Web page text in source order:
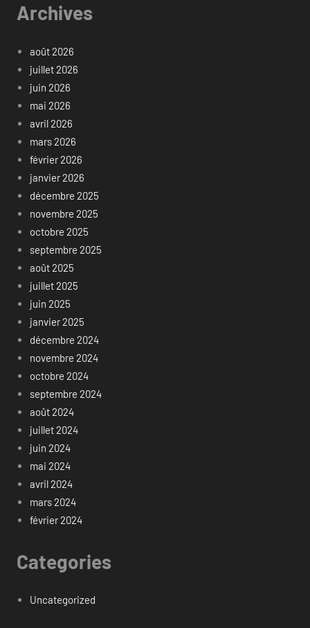
Archives
août 2026
juillet 2026
juin 2026
mai 2026
avril 2026
mars 2026
février 2026
janvier 2026
décembre 2025
novembre 2025
octobre 2025
septembre 2025
août 2025
juillet 2025
juin 2025
janvier 2025
décembre 2024
novembre 2024
octobre 2024
septembre 2024
août 2024
juillet 2024
juin 2024
mai 2024
avril 2024
mars 2024
février 2024
Categories
Uncategorized